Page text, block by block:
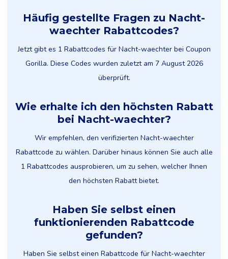
Häufig gestellte Fragen zu Nacht-
waechter Rabattcodes?
Jetzt gibt es 1 Rabattcodes für Nacht-waechter bei Coupon
Gorilla. Diese Codes wurden zuletzt am 7 August 2026
überprüft.
Wie erhalte ich den höchsten Rabatt
bei Nacht-waechter?
Wir empfehlen, den verifizierten Nacht-waechter
Rabattcode zu wählen. Darüber hinaus können Sie auch alle
1 Rabattcodes ausprobieren, um zu sehen, welcher Ihnen
den höchsten Rabatt bietet.
Haben Sie selbst einen
funktionierenden Rabattcode
gefunden?
Haben Sie selbst einen Rabattcode für Nacht-waechter